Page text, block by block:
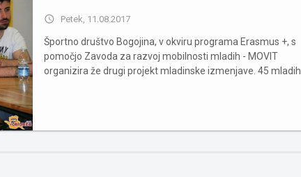
access_time Petek, 11.08.2017
Športno društvo Bogojina, v okviru programa Erasmus +, s
pomočjo Zavoda za razvoj mobilnosti mladih - MOVIT
organizira že drugi projekt mladinske izmenjave. 45 mladih